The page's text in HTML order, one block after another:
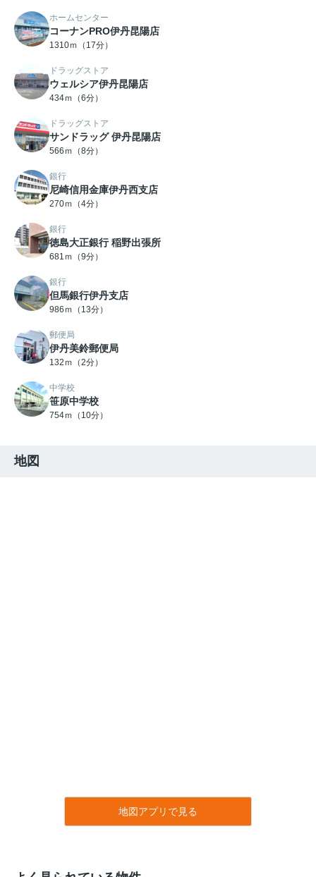
ホームセンター
コーナンPRO伊丹昆陽店
1310ｍ（17分）
ドラッグストア
ウェルシア伊丹昆陽店
434ｍ（6分）
ドラッグストア
サンドラッグ 伊丹昆陽店
566ｍ（8分）
銀行
尼崎信用金庫伊丹西支店
270ｍ（4分）
銀行
徳島大正銀行 稲野出張所
681ｍ（9分）
銀行
但馬銀行伊丹支店
986ｍ（13分）
郵便局
伊丹美鈴郵便局
132ｍ（2分）
中学校
笹原中学校
754ｍ（10分）
地図
地図アプリで見る